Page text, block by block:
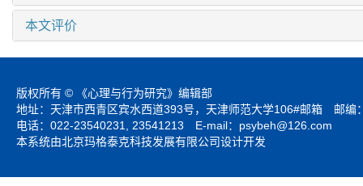
本文评价
版权所有 © 《心理与行为研究》编辑部
地址：天津市西青区宾水西道393号，天津师范大学106#邮箱 邮编
电话：022-23540231, 23541213 E-mail： psybeh@126.com
本系统由北京玛格泰克科技发展有限公司设计开发